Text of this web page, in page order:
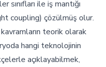
ile iş mantığı
coupling) çözülmüş olur.
teorik olarak
hangi teknolojinin
açıklayabilmek,